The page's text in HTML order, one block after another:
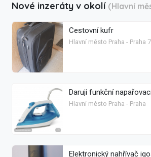
Nové inzeráty v okolí (Hlavní
Cestovní kufr
Hlavní město Praha - Praha 7
Daruji funkční
Hlavní město Praha - Praha
Elektronický nahřívač